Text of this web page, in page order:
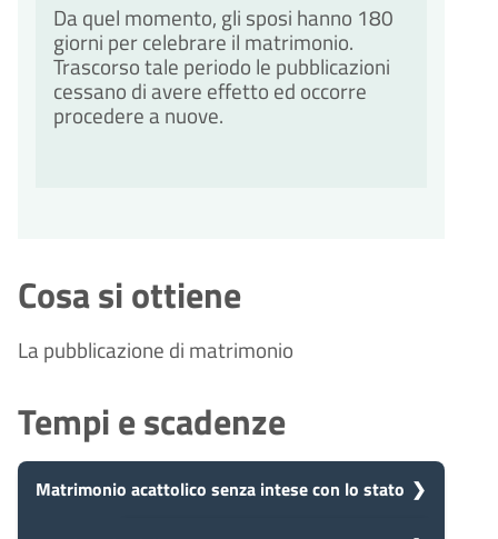
Da quel momento, gli sposi hanno 180
giorni per celebrare il matrimonio.
Trascorso tale periodo le pubblicazioni
cessano di avere effetto ed occorre
procedere a nuove.
Cosa si ottiene
La pubblicazione di matrimonio
Tempi e scadenze
Matrimonio acattolico senza intese con lo stato